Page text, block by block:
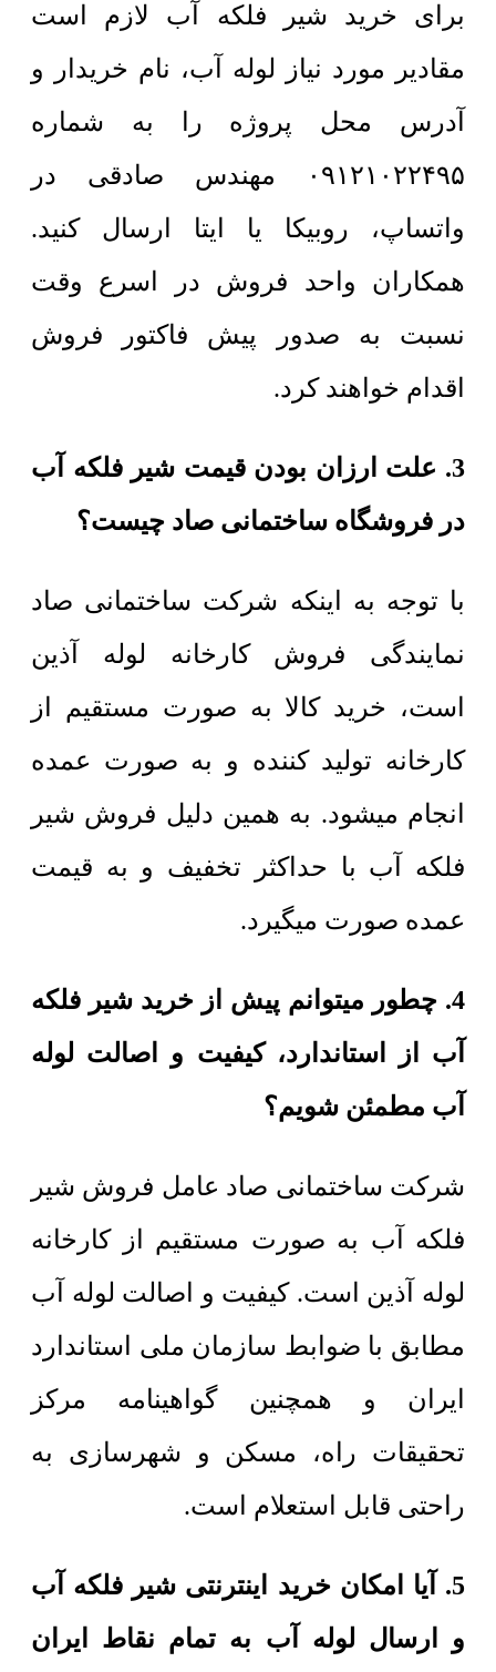
برای خرید شیر فلکه آب لازم است
مقادیر مورد نیاز لوله آب، نام خریدار و
آدرس محل پروژه را به شماره
۰۹۱۲۱۰۲۲۴۹۵ مهندس صادقی در
واتساپ، روبیکا یا ایتا ارسال کنید.
همکاران واحد فروش در اسرع وقت
نسبت به صدور پیش فاکتور فروش
اقدام خواهند کرد.
3. علت ارزان بودن قیمت شیر فلکه آب
در فروشگاه ساختمانی صاد چیست؟
با توجه به اینکه شرکت ساختمانی صاد
نمایندگی فروش کارخانه لوله آذین
است، خرید کالا به صورت مستقیم از
کارخانه تولید کننده و به صورت عمده
انجام میشود. به همین دلیل فروش شیر
فلکه آب با حداکثر تخفیف و به قیمت
عمده صورت میگیرد.
4. چطور میتوانم پیش از خرید شیر فلکه
آب از استاندارد، کیفیت و اصالت لوله
آب مطمئن شویم؟
شرکت ساختمانی صاد عامل فروش شیر
فلکه آب به صورت مستقیم از کارخانه
لوله آذین است. کیفیت و اصالت لوله آب
مطابق با ضوابط سازمان ملی استاندارد
ایران و همچنین گواهینامه مرکز
تحقیقات راه، مسکن و شهرسازی به
راحتی قابل استعلام است.
5. آیا امکان خرید اینترنتی شیر فلکه آب
و ارسال لوله آب به تمام نقاط ایران